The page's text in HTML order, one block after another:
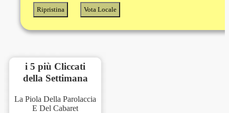
i 5 più Cliccati
della Settimana
La Piola Della Parolaccia
E Del Cabaret